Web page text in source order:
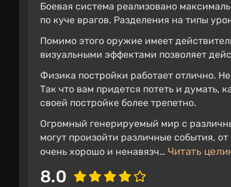
Боевая система реализовано
по куче врагов. Разделения на типы
Помимо этого оружие имеет
визуальными эффектами позволяет
Физика постройки работает отлично.
Так что вам придется потеть и думать,
своей постройке более трепетно.
Огромный генерируемый мир с
могут произойти различные события,
очень хорошо и ненавязч… Читать
8.0